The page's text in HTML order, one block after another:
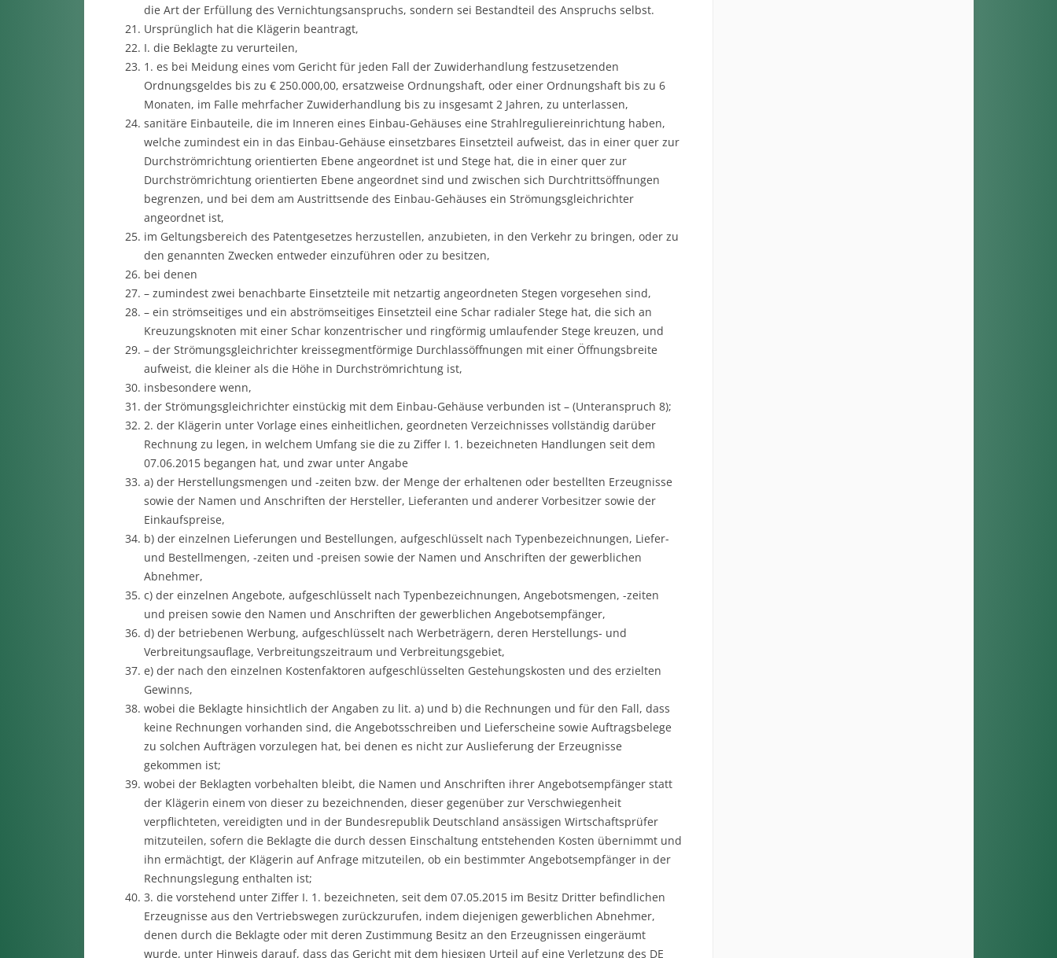
die Art der Erfüllung des Vernichtungsanspruchs, sondern sei Bestandteil des Anspruchs selbst.
Ursprünglich hat die Klägerin beantragt,
I. die Beklagte zu verurteilen,
1. es bei Meidung eines vom Gericht für jeden Fall der Zuwiderhandlung festzusetzenden
Ordnungsgeldes bis zu € 250.000,00, ersatzweise Ordnungshaft, oder einer Ordnungshaft bis zu 6
Monaten, im Falle mehrfacher Zuwiderhandlung bis zu insgesamt 2 Jahren, zu unterlassen,
sanitäre Einbauteile, die im Inneren eines Einbau-Gehäuses eine Strahlreguliereinrichtung haben,
welche zumindest ein in das Einbau-Gehäuse einsetzbares Einsetzteil aufweist, das in einer quer zur
Durchströmrichtung orientierten Ebene angeordnet ist und Stege hat, die in einer quer zur
Durchströmrichtung orientierten Ebene angeordnet sind und zwischen sich Durchtrittsöffnungen
begrenzen, und bei dem am Austrittsende des Einbau-Gehäuses ein Strömungsgleichrichter
angeordnet ist,
im Geltungsbereich des Patentgesetzes herzustellen, anzubieten, in den Verkehr zu bringen, oder zu
den genannten Zwecken entweder einzuführen oder zu besitzen,
bei denen
– zumindest zwei benachbarte Einsetzteile mit netzartig angeordneten Stegen vorgesehen sind,
– ein strömseitiges und ein abströmseitiges Einsetzteil eine Schar radialer Stege hat, die sich an
Kreuzungsknoten mit einer Schar konzentrischer und ringförmig umlaufender Stege kreuzen, und
– der Strömungsgleichrichter kreissegmentförmige Durchlassöffnungen mit einer Öffnungsbreite
aufweist, die kleiner als die Höhe in Durchströmrichtung ist,
insbesondere wenn,
der Strömungsgleichrichter einstückig mit dem Einbau-Gehäuse verbunden ist – (Unteranspruch 8);
2. der Klägerin unter Vorlage eines einheitlichen, geordneten Verzeichnisses vollständig darüber
Rechnung zu legen, in welchem Umfang sie die zu Ziffer I. 1. bezeichneten Handlungen seit dem
07.06.2015 begangen hat, und zwar unter Angabe
a) der Herstellungsmengen und -zeiten bzw. der Menge der erhaltenen oder bestellten Erzeugnisse
sowie der Namen und Anschriften der Hersteller, Lieferanten und anderer Vorbesitzer sowie der
Einkaufspreise,
b) der einzelnen Lieferungen und Bestellungen, aufgeschlüsselt nach Typenbezeichnungen, Liefer-
und Bestellmengen, -zeiten und -preisen sowie der Namen und Anschriften der gewerblichen
Abnehmer,
c) der einzelnen Angebote, aufgeschlüsselt nach Typenbezeichnungen, Angebotsmengen, -zeiten
und preisen sowie den Namen und Anschriften der gewerblichen Angebotsempfänger,
d) der betriebenen Werbung, aufgeschlüsselt nach Werbeträgern, deren Herstellungs- und
Verbreitungsauflage, Verbreitungszeitraum und Verbreitungsgebiet,
e) der nach den einzelnen Kostenfaktoren aufgeschlüsselten Gestehungskosten und des erzielten
Gewinns,
wobei die Beklagte hinsichtlich der Angaben zu lit. a) und b) die Rechnungen und für den Fall, dass
keine Rechnungen vorhanden sind, die Angebotsschreiben und Lieferscheine sowie Auftragsbelege
zu solchen Aufträgen vorzulegen hat, bei denen es nicht zur Auslieferung der Erzeugnisse
gekommen ist;
wobei der Beklagten vorbehalten bleibt, die Namen und Anschriften ihrer Angebotsempfänger statt
der Klägerin einem von dieser zu bezeichnenden, dieser gegenüber zur Verschwiegenheit
verpflichteten, vereidigten und in der Bundesrepublik Deutschland ansässigen Wirtschaftsprüfer
mitzuteilen, sofern die Beklagte die durch dessen Einschaltung entstehenden Kosten übernimmt und
ihn ermächtigt, der Klägerin auf Anfrage mitzuteilen, ob ein bestimmter Angebotsempfänger in der
Rechnungslegung enthalten ist;
3. die vorstehend unter Ziffer I. 1. bezeichneten, seit dem 07.05.2015 im Besitz Dritter befindlichen
Erzeugnisse aus den Vertriebswegen zurückzurufen, indem diejenigen gewerblichen Abnehmer,
denen durch die Beklagte oder mit deren Zustimmung Besitz an den Erzeugnissen eingeräumt
wurde, unter Hinweis darauf, dass das Gericht mit dem hiesigen Urteil auf eine Verletzung des DE